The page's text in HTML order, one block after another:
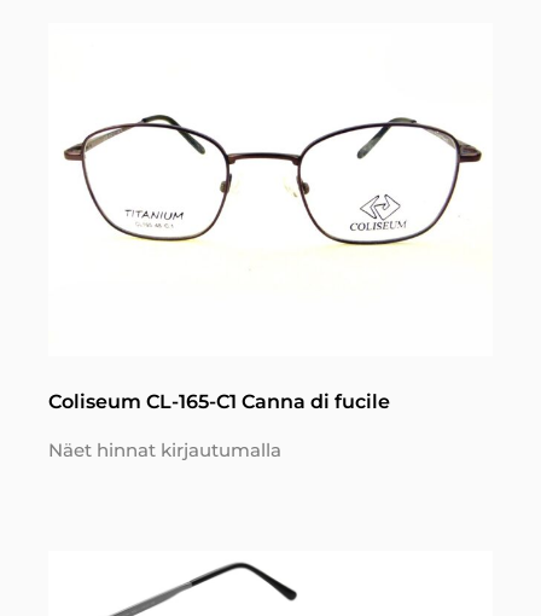
Coliseum CL-165-C1 Canna di fucile
Näet hinnat kirjautumalla